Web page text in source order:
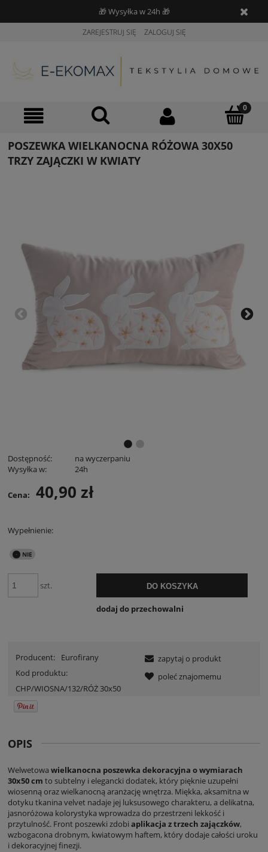
🎁 Wysyłka w 24h 🎁
ZAREJESTRUJ SIĘ ZALOGUJ SIĘ
POSZEWKA WIELKANOCNA RÓŻOWA 30X50
TRZY ZAJĄCZKI W KWIATY
Dostępność:
na wyczerpaniu
Wysyłka w:
24h
Cena: 40,90 zł
Wypełnienie:
szt. DO KOSZYKA
dodaj do przechowalni
Producent:
Eurofirany
Kod produktu:
CHP/WIOSNA/132/RÓŻ 30x50
zapytaj o produkt
poleć znajomemu
OPIS
Welwetowa wielkanocna poszewka dekoracyjna o wymiarach
30x50 cm to subtelny i elegancki dodatek, który pięknie uzupełni
wiosenną oraz wielkanocną aranżację wnętrza. Miękka, aksamitna w
dotyku tkanina velvet nadaje jej luksusowego charakteru, a delikatna,
jasnoróżowa kolorystyka wprowadza do przestrzeni lekkość i
przytulność. Front poszewki zdobi aplikacja z trzech zajączków,
wzbogacona drobnym, kwiatowym haftem, który dodaje całości uroku
i dekoracyjnej finezji.